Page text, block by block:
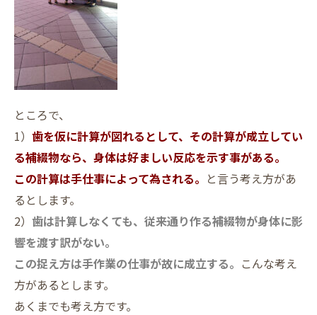
ところで、
1） 歯を仮に計算が図れるとして、その計算が成立してい
る補綴物なら、身体は好ましい反応を示す事がある。
この計算は手仕事によって為される。 と言う考え方があ
るとします。
2） 歯は計算しなくても、従来通り作る補綴物が身体に影
響を渡す訳がない。
この捉え方は手作業の仕事が故に成立する。 こんな考え
方があるとします。
あくまでも考え方です。